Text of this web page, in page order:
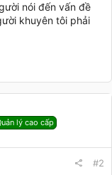
nói đến vấn đề
khuyên tôi phải
lý cao cấp
#2